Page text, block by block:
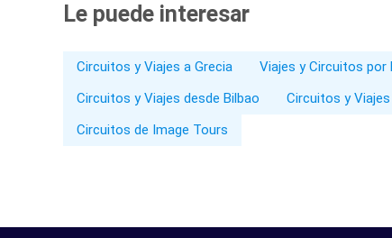
Le puede interesar
Circuitos y Viajes a Grecia Viajes y Circuitos por
Circuitos y Viajes desde Bilbao
Circuitos y
Circuitos de Image Tours